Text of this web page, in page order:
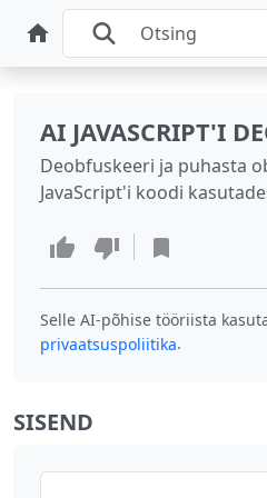
AI JAVASCRIPT'I
Deobfuskeeri ja puhasta
JavaScript'i koodi
Selle AI-põhise tööriista
privaatsuspoliitika.
SISEND